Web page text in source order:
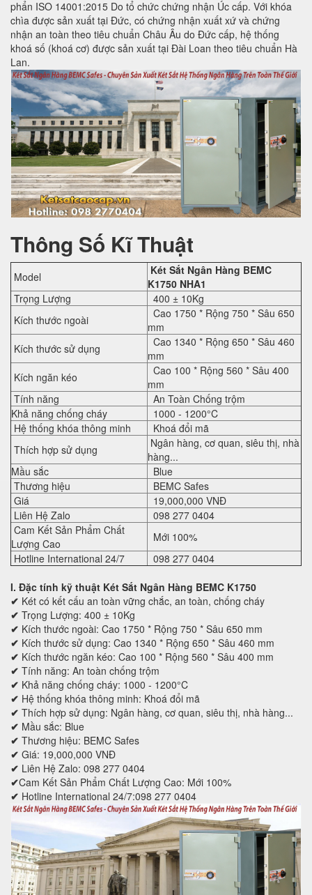
phẩn ISO 14001:2015 Do tổ chức chứng nhận Úc cấp. Với khóa
chìa được sản xuất tại Đức, có chứng nhận xuất xứ và chứng
nhận an toàn theo tiêu chuẩn Châu Âu do Đức cấp, hệ thống
khoá số (khoá cơ) được sản xuất tại Đài Loan theo tiêu chuẩn Hà
Lan.
Thông Số Kĩ Thuật
Model
Két Sắt Ngân Hàng BEMC
K1750 NHA1
Trọng Lượng
400 ± 10Kg
Kích thước ngoài
Cao 1750 * Rộng 750 * Sâu 650
mm
Kích thước sử dụng
Cao 1340 * Rộng 650 * Sâu 460
mm
Kích ngăn kéo
Cao 100 * Rộng 560 * Sâu 400
mm
Tính năng
An Toàn Chống trộm
Khả năng chống cháy
1000 - 1200°C
Hệ thống khóa thông minh
Khoá đổi mã
Thích hợp sử dụng
Ngân hàng, cơ quan, siêu thị, nhà
hàng...
Mầu sắc
Blue
Thương hiệu
BEMC Safes
Giá
19,000,000 VNĐ
Liên Hệ Zalo
098 277 0404
Cam Kết Sản Phẩm Chất
Lượng Cao
Mới 100%
Hotline International 24/7
098 277 0404
I. Đặc tính kỹ thuật Két Sắt Ngân Hàng BEMC K1750
✔ Két có kết cấu an toàn vững chắc, an toàn, chống cháy
✔ Trọng Lượng: 400 ± 10Kg
✔ Kích thước ngoài: Cao 1750 * Rộng 750 * Sâu 650 mm
✔ Kích thước sử dụng: Cao 1340 * Rộng 650 * Sâu 460 mm
✔ Kích thước ngăn kéo: Cao 100 * Rộng 560 * Sâu 400 mm
✔ Tính năng: An toàn chống trộm
✔ Khả năng chống cháy: 1000 - 1200°C
✔ Hệ thống khóa thông minh: Khoá đổi mã
✔ Thích hợp sử dụng: Ngân hàng, cơ quan, siêu thị, nhà hàng...
✔ Mầu sắc: Blue
✔ Thương hiệu: BEMC Safes
✔ Giá: 19,000,000 VNĐ
✔ Liên Hệ Zalo: 098 277 0404
✔Cam Kết Sản Phẩm Chất Lượng Cao: Mới 100%
✔ Hotline International 24/7:098 277 0404